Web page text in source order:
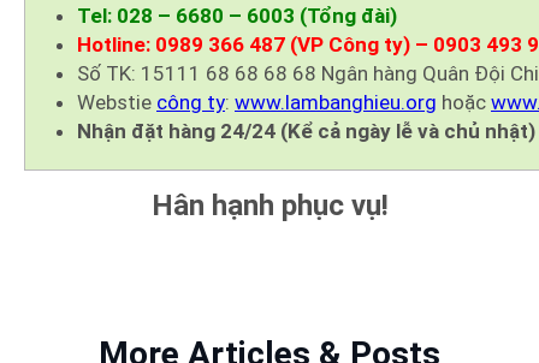
Tel: 028 – 6680 – 6003 (Tổng đài)
Hotline: 0989 366 487 (VP Công ty) – 0903 493
Số TK: 15111 68 68 68 68 Ngân hàng Quân Đội
Webstie công ty: www.lambanghieu.org hoặc
Nhận đặt hàng 24/24 (Kể cả ngày lễ và chủ nhật)
Hân hạnh phục vụ!
More Articles & Posts